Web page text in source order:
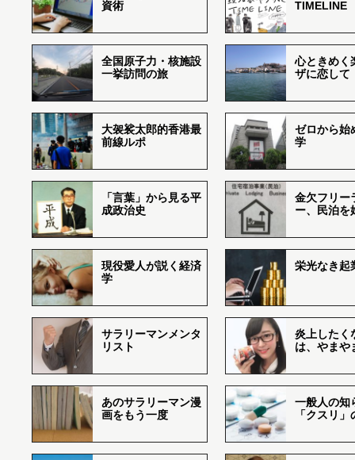
資術
TIMELINE
全国原子力・核施設
一挙訪問の旅
心ときめく
ザに恋して
大袈裟太郎的香港最
前線ルポ
ゼロから始
学
「言葉」から見る平
成政治史
金欠フリー
ー、民泊を
現役愛人が説く経済
学
栄光なき起
サラリーマンメンタ
リスト
炎上したく
は、やまや
あのサラリーマン漫
画をもう一度
一般人の知
「クスリ